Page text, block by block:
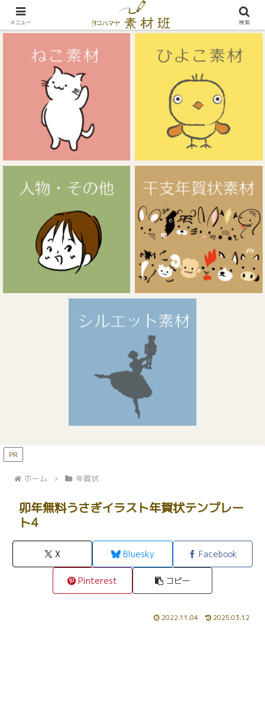
無料イラスト素材サイト
PR
ホーム 年賀状
卯年無料うさぎイラスト年賀状テンプレー
ト4
X Bluesky Facebook
Pinterest コピー
2022.11.04 2025.03.12
メニュー 検索